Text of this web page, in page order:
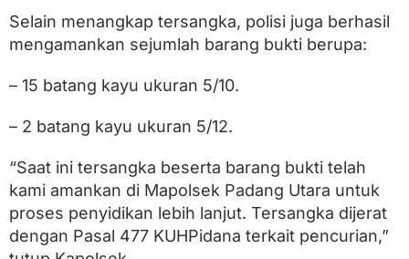
Selain menangkap tersangka, polisi juga berhasil
mengamankan sejumlah barang bukti berupa:
– 15 batang kayu ukuran 5/10.
– 2 batang kayu ukuran 5/12.
“Saat ini tersangka beserta barang bukti telah
kami amankan di Mapolsek Padang Utara untuk
proses penyidikan lebih lanjut. Tersangka dijerat
dengan Pasal 477 KUHPidana terkait pencurian,”